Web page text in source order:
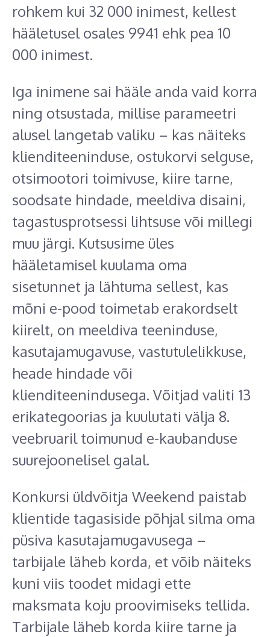
rohkem kui 32 000 inimest, kellest
hääletusel osales 9941 ehk pea 10
000 inimest.
Iga inimene sai hääle anda vaid korra
ning otsustada, millise parameetri
alusel langetab valiku – kas näiteks
klienditeeninduse, ostukorvi selguse,
otsimootori toimivuse, kiire tarne,
soodsate hindade, meeldiva disaini,
tagastusprotsessi lihtsuse või millegi
muu järgi. Kutsusime üles
hääletamisel kuulama oma
sisetunnet ja lähtuma sellest, kas
mõni e-pood toimetab erakordselt
kiirelt, on meeldiva teeninduse,
kasutajamugavuse, vastutulelikkuse,
heade hindade või
klienditeenindusega. Võitjad valiti 13
erikategoorias ja kuulutati välja 8.
veebruaril toimunud e-kaubanduse
suurejoonelisel galal.
Konkursi üldvõitja Weekend paistab
klientide tagasiside põhjal silma oma
püsiva kasutajamugavusega –
tarbijale läheb korda, et võib näiteks
kuni viis toodet midagi ette
maksmata koju proovimiseks tellida.
Tarbijale läheb korda kiire tarne ja